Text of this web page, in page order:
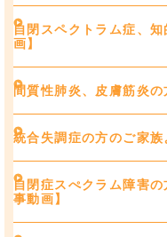
自閉スペクトラム症、
画】
間質性肺炎、皮膚筋炎
統合失調症の方のご家
自閉症スぺクラム障害
事動画】